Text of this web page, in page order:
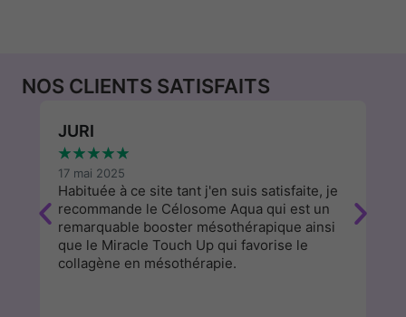
NOS CLIENTS SATISFAITS
JURI
★★★★★
17 mai 2025
Habituée à ce site tant j'en suis satisfaite, je
recommande le Célosome Aqua qui est un
remarquable booster mésothérapique ainsi
que le Miracle Touch Up qui favorise le
collagène en mésothérapie.